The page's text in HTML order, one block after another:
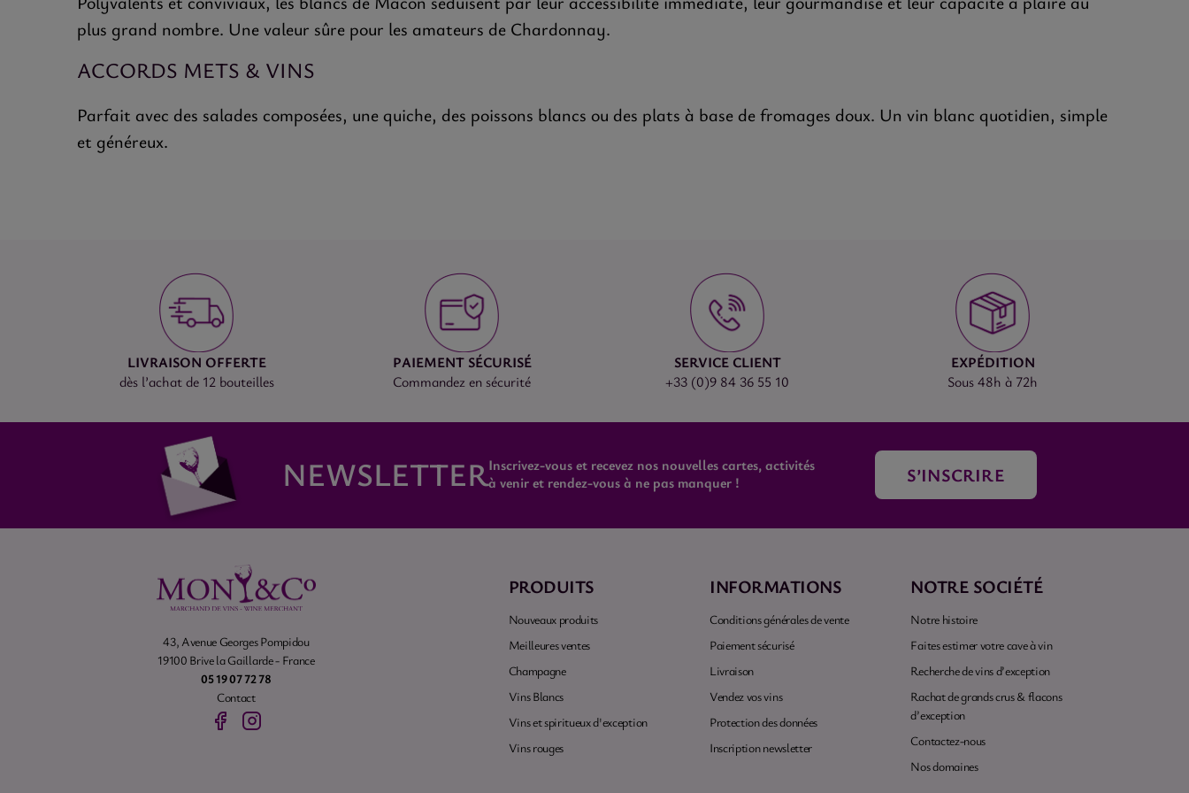
plus grand nombre. Une valeur sûre pour les amateurs de Chardonnay.
ACCORDS METS & VINS
Parfait avec des salades composées, une quiche, des poissons blancs ou des plats à base de fromages doux. Un vin blanc quotidien, simple
et généreux.
LIVRAISON OFFERTE
dès l’achat de 12 bouteilles
PAIEMENT SÉCURISÉ
Commandez en sécurité
SERVICE CLIENT
+33 (0)9 84 36 55 10
EXPÉDITION
Sous 48h à 72h
NEWSLETTERInscrivez-vous et recevez nos nouvelles cartes, activités
à venir et rendez-vous à ne pas manquer !
S’INSCRIRE
43, Avenue Georges Pompidou
19100 Brive la Gaillarde - France
05 19 07 72 78
Contact
PRODUITS
Nouveaux produits
Meilleures ventes
Champagne
Vins Blancs
Vins et spiritueux d'exception
Vins rouges
INFORMATIONS
Conditions générales de vente
Paiement sécurisé
Livraison
Vendez vos vins
Protection des données
Inscription newsletter
NOTRE SOCIÉTÉ
Notre histoire
Faites estimer votre cave à vin
Recherche de vins d’exception
Rachat de grands crus & flacons
d’exception
Contactez-nous
Nos domaines